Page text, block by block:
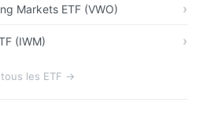
Markets ETF (VWO)
(IWM)
les ETF →